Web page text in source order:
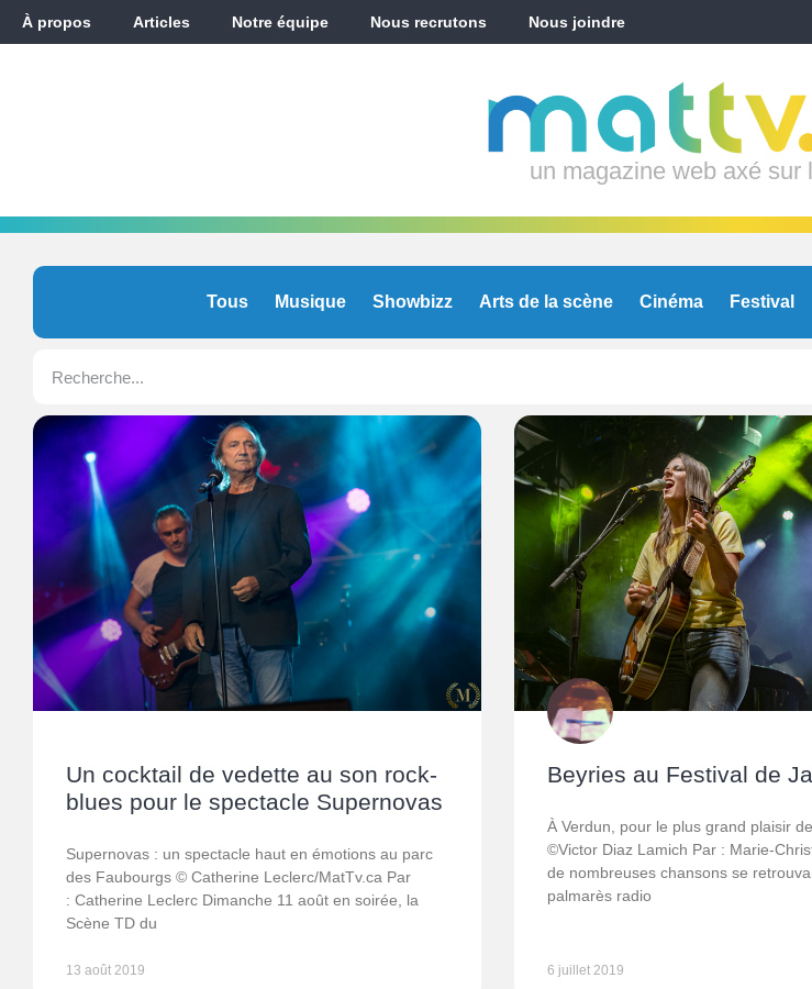
À propos Articles Notre équipe Nous recrutons Nous joindre
un magazine web axé sur
Tous Musique Showbizz Arts de la scène Cinéma Festival
Un cocktail de vedette au son rock-
blues pour le spectacle Supernovas
Supernovas : un spectacle haut en émotions au parc
des Faubourgs © Catherine Leclerc/MatTv.ca Par
: Catherine Leclerc Dimanche 11 août en soirée, la
Scène TD du
13 août 2019
Beyries au Festival de
À Verdun, pour le plus grand plaisir
©Victor Diaz Lamich Par : Marie-
de nombreuses chansons se
palmarès radio
6 juillet 2019